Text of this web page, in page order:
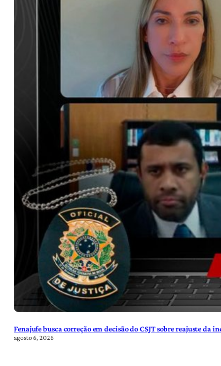
Fenajufe busca correção em decisão do CSJT sobre reajuste da
agosto 6, 2026